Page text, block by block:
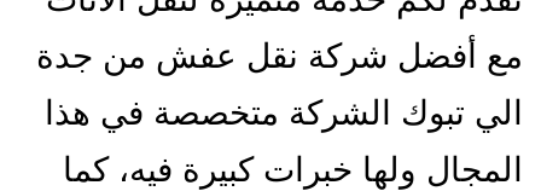
مع أفضل شركة نقل عفش من جدة
الي تبوك الشركة متخصصة في هذا
المجال ولها خبرات كبيرة فيه، كما